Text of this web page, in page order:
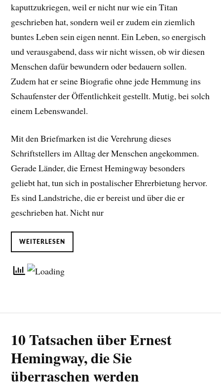
kaputtzukriegen, weil er nicht nur wie ein Titan
geschrieben hat, sondern weil er zudem ein ziemlich
buntes Leben sein eigen nennt. Ein Leben, so energisch
und verausgabend, dass wir nicht wissen, ob wir diesen
Menschen dafür bewundern oder bedauern sollen.
Zudem hat er seine Biografie ohne jede Hemmung ins
Schaufenster der Öffentlichkeit gestellt. Mutig, bei solch
einem Lebenswandel.
Mit den Briefmarken ist die Verehrung dieses
Schriftstellers im Alltag der Menschen angekommen.
Gerade Länder, die Ernest Hemingway besonders
geliebt hat, tun sich in postalischer Ehrerbietung hervor.
Es sind Landstriche, die er bereist und über die er
geschrieben hat. Nicht nur
WEITERLESEN
10 Tatsachen über Ernest
Hemingway, die Sie
überraschen werden